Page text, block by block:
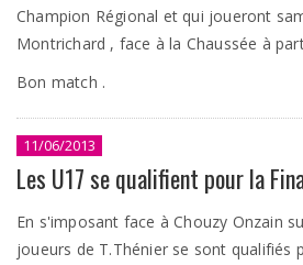
Champion Régional et qui joueront
Montrichard , face à la Chaussée à
Bon match .
11/06/2013
Les U17 se qualifient pour la
En s'imposant face à Chouzy Onzain
joueurs de T.Thénier se sont qualifiés